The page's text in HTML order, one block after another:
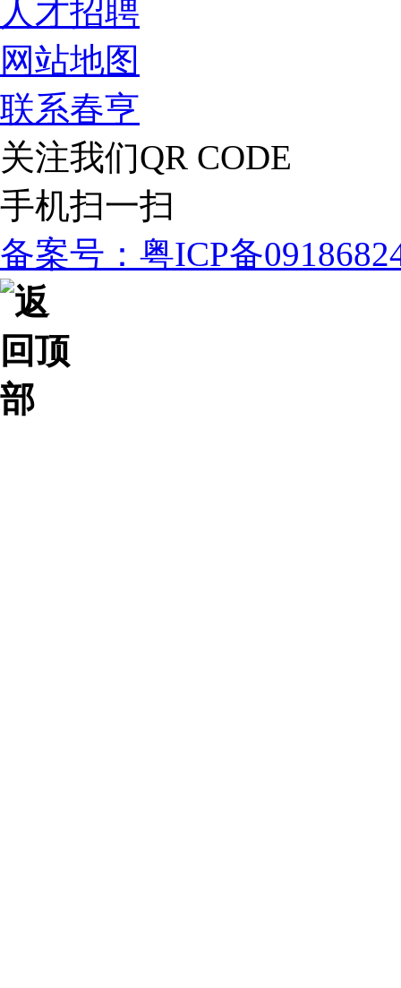
人才招聘
网站地图
联系春亨
关注我们QR CODE
手机扫一扫
备案号：粤ICP备